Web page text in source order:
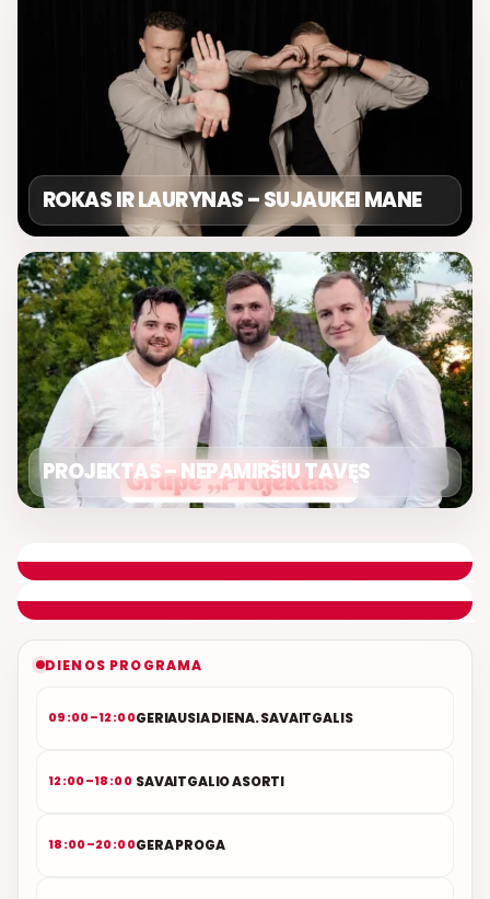
ROKAS IR LAURYNAS – SUJAUKEI MANE
PROJEKTAS – NEPAMIRŠIU TAVĘS
DIENOS PROGRAMA
09:00–12:00GERIAUSIA DIENA. SAVAITGALIS
12:00–18:00 SAVAITGALIO ASORTI
18:00–20:00GERA PROGA